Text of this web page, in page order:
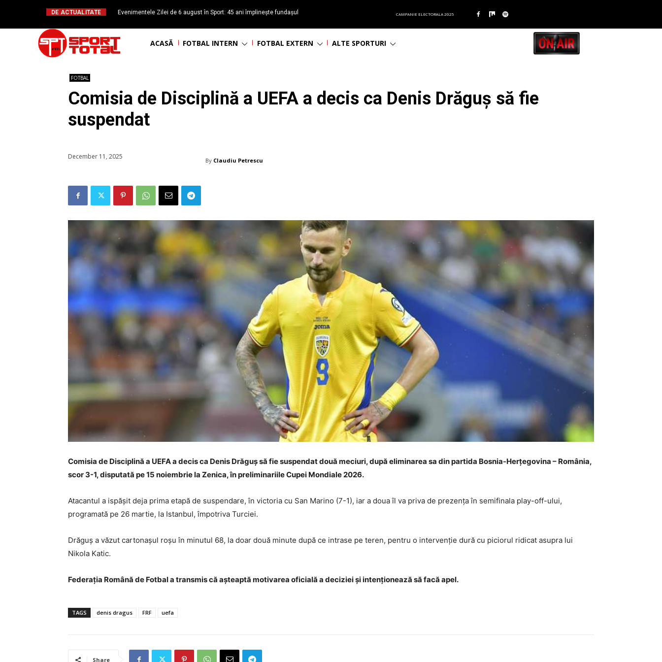
DE ACTUALITATE
Evenimentele Zilei de 6 august în Sport: 45 ani împlinește fundașul
CAMPANIE ELECTORALA 2025
ACASĂ FOTBAL INTERN FOTBAL EXTERN ALTE SPORTURI
FOTBAL
Comisia de Disciplină a UEFA a decis ca Denis Drăguș să fie
suspendat
December 11, 2025 By Claudiu Petrescu
Comisia de Disciplină a UEFA a decis ca Denis Drăguș să fie suspendat două meciuri, după eliminarea sa din partida Bosnia-Herțegovina – România,
scor 3-1, disputată pe 15 noiembrie la Zenica, în preliminariile Cupei Mondiale 2026.
Atacantul a ispășit deja prima etapă de suspendare, în victoria cu San Marino (7-1), iar a doua îl va priva de prezența în semifinala play-off-ului,
programată pe 26 martie, la Istanbul, împotriva Turciei.
Drăguș a văzut cartonașul roșu în minutul 68, la doar două minute după ce intrase pe teren, pentru o intervenție dură cu piciorul ridicat asupra lui
Nikola Katic.
Federația Română de Fotbal a transmis că așteaptă motivarea oficială a deciziei și intenționează să facă apel.
TAGS denis dragus FRF uefa
Share